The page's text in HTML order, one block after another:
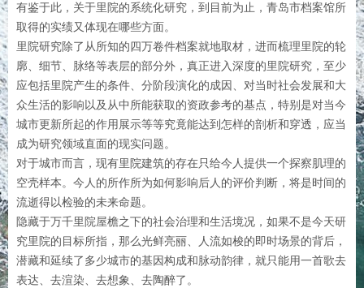
有鉴于此，关于里院的系统化研究，到目前为止，青岛市档案馆所
取得的实绩又体现在哪些方面。
里院研究除了从所知的四万卷件档案就地取材，进而梳理里院的轮
廓、细节、脉络等表层的部分外，真正进入深度的里院研究，至少
应包括里院产生的条件、分阶段演化的成因、对当时社会发展和大
众生活的影响以及从中所能获取的资政参考的基点，特别是对当今
城市更新所起的作用展示等等究竟能达到怎样的剖析和穿透，应当
成为研究领域直面的现实问题。
对于城市而言，现有里院建筑的存在只给今人提供一个探察肌理的
空壳样本。今人的所作所为如何影响后人的评价判断，将是时间的
流逝得以检验的未来命题。
隐藏于万千里院屋檐之下的社会治理和生活境况，如果不是今天研
究里院的目标所指，那么光鲜亮丽、人流如梭的即时场景的背后，
潜藏和延续了多少城市的基因构成和脉动韵律，就只能用一首歌去
表达、去渲染、去想象、去陶醉了。